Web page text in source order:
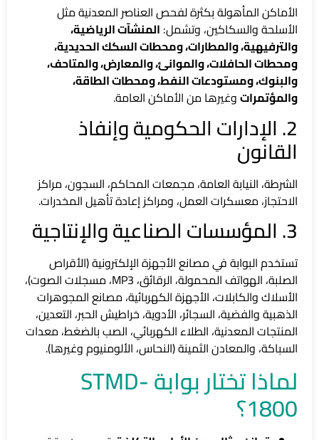
الأماكن المأهولة بكثرة لفحص العناصر المعدنية مثل
الأسلحة والسكاكين، وتشمل: المنشآت الرياضية،
والترفيهية، والمطارات، ومحطات السكك الحديدية،
ومحطات الحافلات، والموانئ، والمعارض، والمتاحف،
والبنوك، ومستودعات النفط، ومحطات الطاقة،
والمؤتمراتوغيرها من الأماكن العامة.
2. الإدارات الحكومية وإنفاذ
القانون
الشرطة، النيابة العامة، مجمعات المحاكم، السجون، مراكز
الاحتجاز، معسكرات العمل، ومراكز إعادة تأهيل المخدرات.
3. المؤسسات الصناعية والإنتاجية
تستخدم البوابة في مصانع الأجهزة الإلكترونية (الأقراص
الصلبة، الهواتف المحمولة، الرقائق، MP3، مسجلات الصوت)،
الأسلاك والكابلات، الأجهزة الكهربائية، مصانع المجوهرات
الذهبية والفضية، السجائر، الأدوية، خراطيش الحبر، التعدين،
المنتجات المعدنية، الطلاء الكهربائي، الصب بالضغط، معدات
السباكة، والمعادن الثمينة (النحاس، الألومنيوم وغيرها).
لماذا تختار بوابة STMD-
1800؟